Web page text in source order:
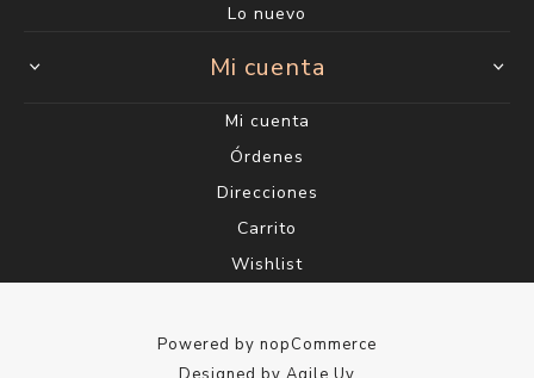
Lo nuevo
Mi cuenta
Mi cuenta
Órdenes
Direcciones
Carrito
Wishlist
Powered by nopCommerce